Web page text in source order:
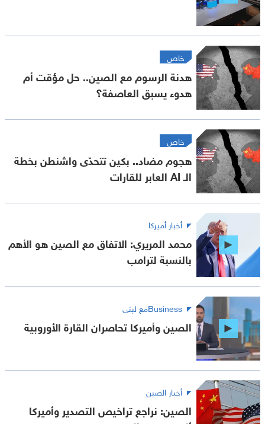
خاص
هدنة الرسوم مع الصين.. حل مؤقت أم
هدوء يسبق العاصفة؟
خاص
هجوم مضاد.. بكين تتحدّى واشنطن بخطة
الـ AI العابر للقارات
أخبار أميركا
محمد المريري: الاتفاق مع الصين هو الأهم
بالنسبة لترامب
Businessمع لبنى
الصين وأميركا تحاصران القارة الأوروبية
أخبار الصين
الصين: نراجع تراخيص التصدير وأميركا